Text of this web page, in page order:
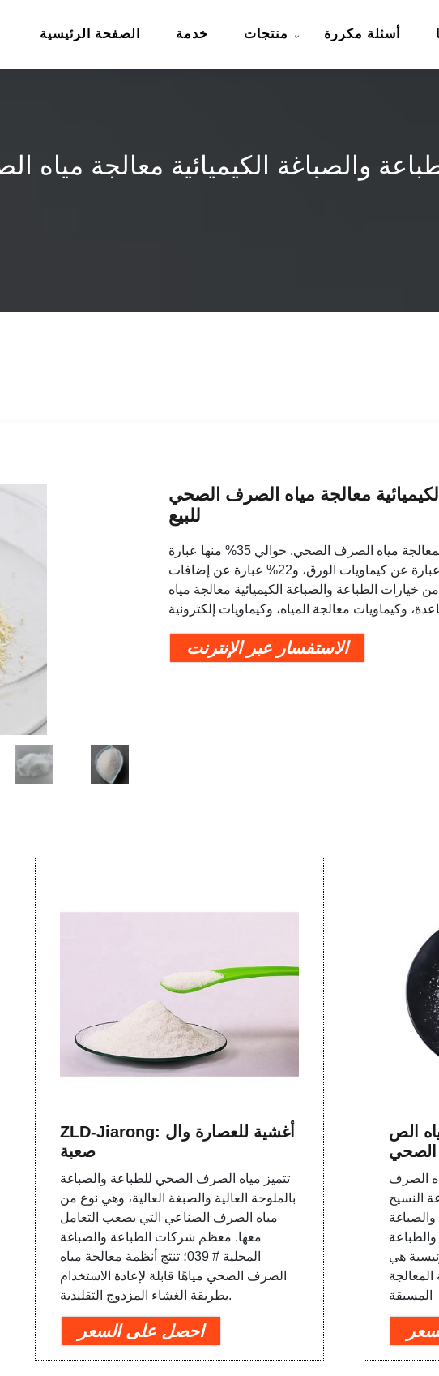
الصفحة الرئيسية خدمة منتجات أسئلة مكررة
والصباغة الكيميائية معالجة مياه
معالجة مياه الصرف الصحي
للبيع
نقدم 328 منتجًا كيميائيًا للطباعة والصباغة لمعالجة مياه الصرف الصحي. حوالي 35% منها عبارة
عن كيماويات معالجة المياه، و27% عبارة عن كيماويات الورق، و22% عبارة عن إضافات
الطباعة والصباغة الكيميائية معالجة مياه
الاستفسار عبر الإنترنت
ZLD-Jiarong: أغشية للعصارة وال
صعبة
تتميز مياه الصرف الصحي للطباعة والصباغة
بالملوحة العالية والصبغة العالية، وهي نوع من
مياه الصرف الصناعي التي يصعب التعامل
معها. معظم شركات الطباعة والصباغة
المحلية # 039؛ تنتج أنظمة معالجة مياه
الصرف الصحي مياهًا قابلة لإعادة الاستخدام
بطريقة الغشاء المزدوج التقليدية.
احصل على السعر
الص
الصرف
صناعة النسيج
والطباعة
هي
المعالجة
المسبقة